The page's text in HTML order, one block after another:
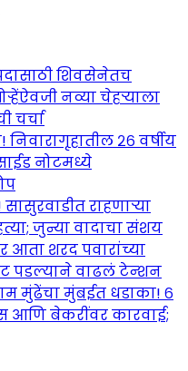
शिवसेनेतच
नव्या चेहऱ्याला
चर्चा
२६ वर्षीय
नोटमध्ये
राहणाऱ्या
जुन्या वादाचा संशय
आता शरद पवारांच्या
पडल्याने वाढलं टेन्शन
मुंढेंचा मुंबईत धडाका! ६
आणि बेकरींवर कारवाई;